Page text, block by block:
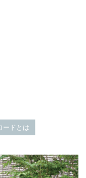
ードとは